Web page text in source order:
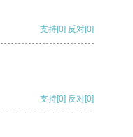
支持[0] 反对[0]
支持[0] 反对[0]